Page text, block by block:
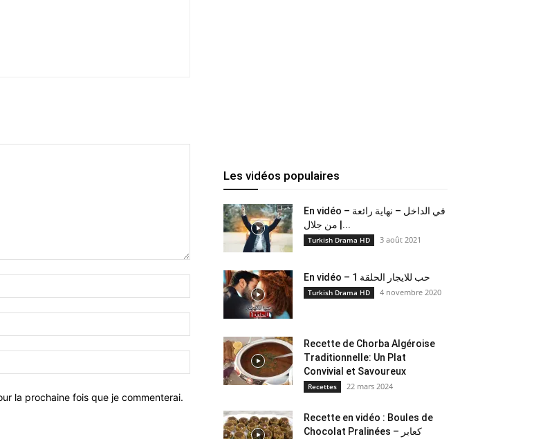
la prochaine fois que je commenterai.
Les vidéos populaires
En vidéo – في الداخل – نهاية رائعة
من جلال |...
Turkish Drama HD 3 août 2021
En vidéo – حب للايجار الحلقة 1
Turkish Drama HD 4 novembre 2020
Recette de Chorba Algéroise
Traditionnelle: Un Plat
Convivial et Savoureux
Recettes 22 mars 2024
Recette en vidéo : Boules de
Chocolat Pralinées – كعابر